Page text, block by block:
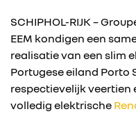
SCHIPHOL-RIJK –
EEM kondigen een
realisatie van een slim
Portugese eiland Porto
respectievelijk veertien
volledig elektrische